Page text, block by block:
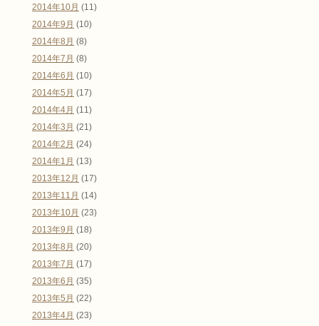
2014年10月 (11)
2014年9月 (10)
2014年8月 (8)
2014年7月 (8)
2014年6月 (10)
2014年5月 (17)
2014年4月 (11)
2014年3月 (21)
2014年2月 (24)
2014年1月 (13)
2013年12月 (17)
2013年11月 (14)
2013年10月 (23)
2013年9月 (18)
2013年8月 (20)
2013年7月 (17)
2013年6月 (35)
2013年5月 (22)
2013年4月 (23)